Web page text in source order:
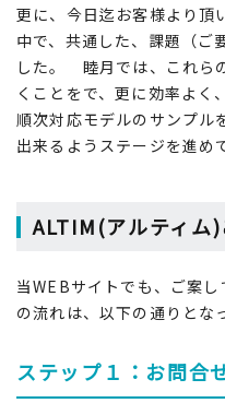
更に、今日迄お客様より頂
中で、共通した、課題（ご
した。 睦月では、これら
くことをで、更に効率よ
順次対応モデルのサンプル
出来るようステージを進め
ALTIM(アルティム
当WEBサイトでも、ご案
の流れは、以下の通りとな
ステップ１：お問合